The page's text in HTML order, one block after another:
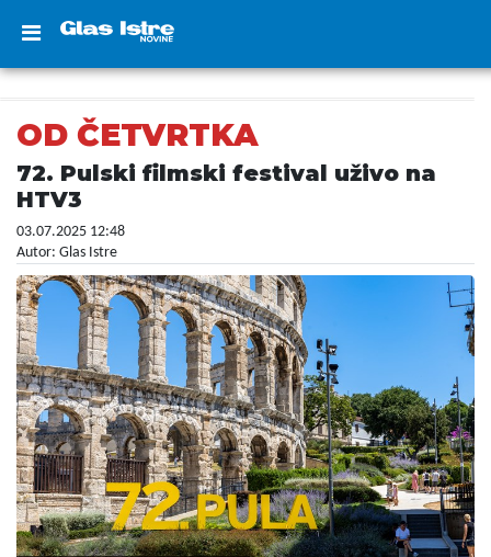
OD ČETVRTKA
72. Pulski filmski festival uživo na
HTV3
03.07.2025 12:48
Autor: Glas Istre